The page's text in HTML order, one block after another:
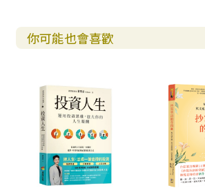
57不必去想死後的事
58如果有死後的世界，LUCKY，又可以
60優雅地回憶，然後微笑
Part.7如果一秒後，你的人生就結束了。
61如果把地球的歷史當作廿四小時看
在，人類的歷史還不到一秒喔
62死亡這件事啊，跟睡著沒兩樣
63活著就是活著，去想死後的事沒什麼
你可能也會喜歡